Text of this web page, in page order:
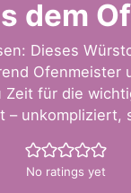
dem
Dieses
Ofenmeister
für die
–
No ratings yet